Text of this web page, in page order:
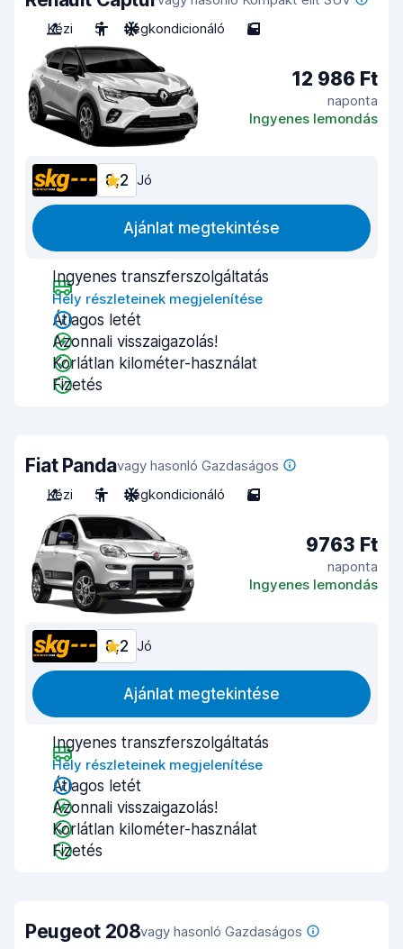
Kézi
5 Légkondicionáló 5
12 986 Ft
naponta
Ingyenes lemondás
8,2 Jó
Ajánlat megtekintése
Ingyenes transzferszolgáltatás
Hely részleteinek megjelenítése
Átlagos letét
Azonnali visszaigazolás!
Korlátlan kilométer-használat
Fizetés
Fiat Pandavagy hasonló Gazdaságos
Kézi
5 Légkondicionáló 5
9763 Ft
naponta
Ingyenes lemondás
8,2 Jó
Ajánlat megtekintése
Ingyenes transzferszolgáltatás
Hely részleteinek megjelenítése
Átlagos letét
Azonnali visszaigazolás!
Korlátlan kilométer-használat
Fizetés
Peugeot 208vagy hasonló Gazdaságos